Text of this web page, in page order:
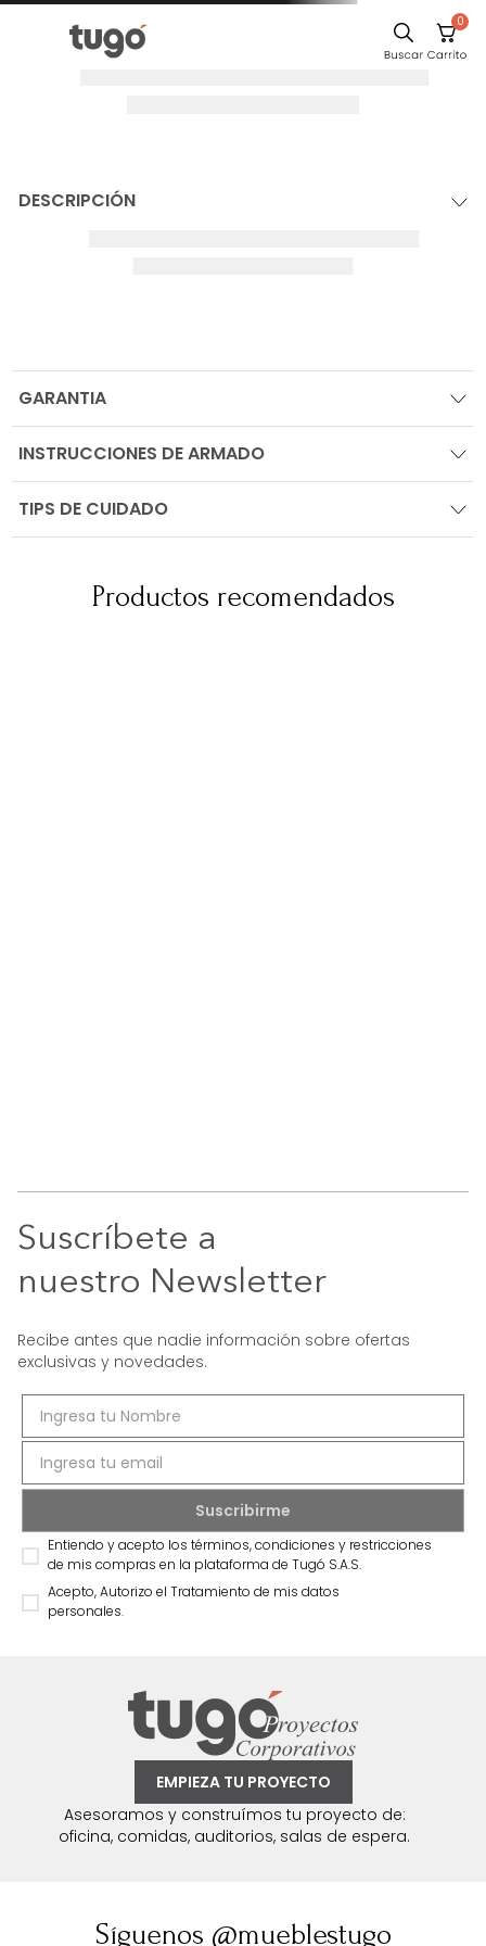
0
DESCRIPCIÓN
GARANTIA
INSTRUCCIONES DE ARMADO
TIPS DE CUIDADO
Productos recomendados
Suscríbete a
nuestro Newsletter
Recibe antes que nadie información sobre ofertas
exclusivas y novedades.
Entiendo y acepto los términos, condiciones y restricciones
de mis compras en la plataforma de Tugó S.A.S.
Acepto, Autorizo el Tratamiento de mis datos
personales.
EMPIEZA TU PROYECTO
Asesoramos y construímos tu proyecto de:
oficina, comidas, auditorios, salas de espera.
Síguenos @mueblestugo